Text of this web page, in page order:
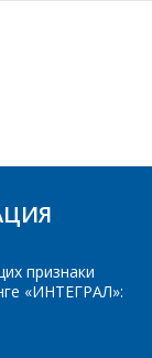
признаки
«ИНТЕГРАЛ»: